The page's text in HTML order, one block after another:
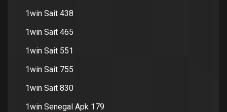
1win Sait 438
1win Sait 465
1win Sait 551
1win Sait 755
1win Sait 830
1win Senegal Apk 179